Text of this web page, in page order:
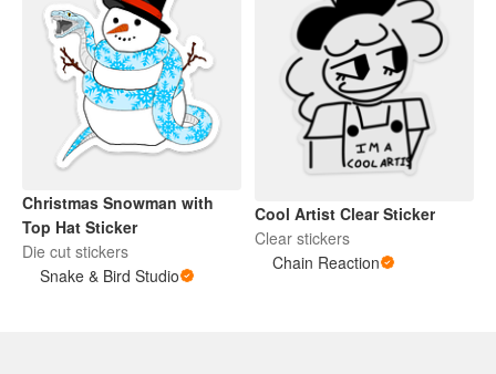
Christmas Snowman with
Top Hat Sticker
Die cut stickers
Snake & Bird Studio
Cool Artist Clear Sticker
Clear stickers
Chain Reaction